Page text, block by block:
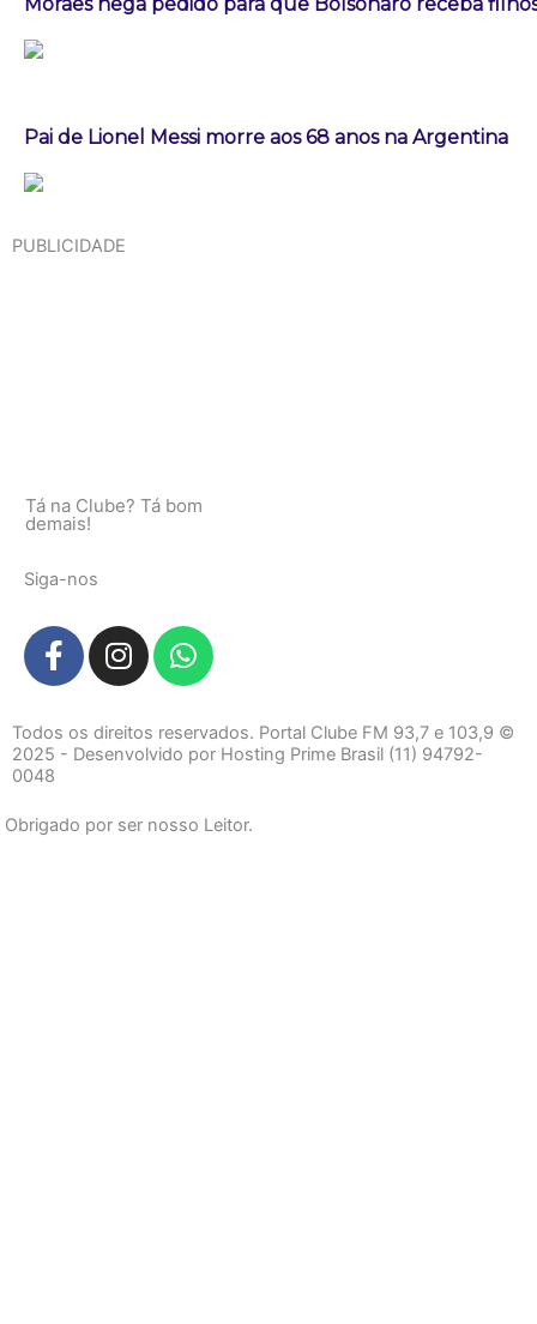
Pai de Lionel Messi morre aos 68 anos na Argentina
PUBLICIDADE
Tá na Clube? Tá bom
demais!
Siga-nos
F
a
e
b
o
o
I
n
t
a
r
W
h
t
s
p
Todos os direitos reservados. Portal Clube FM 93,7 e 103,9 ©
2025 - Desenvolvido por Hosting Prime Brasil (11) 94792-
0048
Obrigado por ser nosso Leitor.